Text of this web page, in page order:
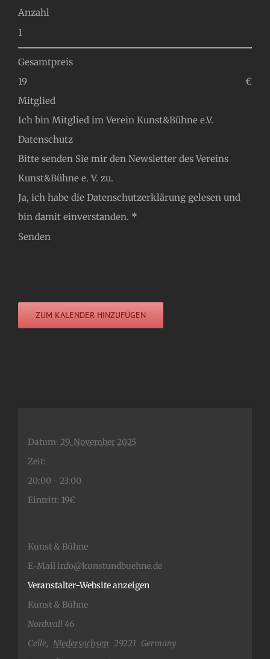
Anzahl
Gesamtpreis
€
Mitglied
Ich bin Mitglied im Verein Kunst&Bühne e.V.
Datenschutz
Bitte senden Sie mir den Newsletter des Vereins
Kunst&Bühne e. V. zu.
Ja, ich habe die Datenschutzerklärung gelesen und
bin damit einverstanden. *
Senden
ZUM KALENDER HINZUFÜGEN
Datum: 29. November 2025
Zeit:
20:00 - 23:00
Eintritt: 19€
Kunst & Bühne
Nordwall 46
Celle, Niedersachsen 29221 Germany
Kunst & Bühne
E-Mail info@kunstundbuehne.de
Veranstalter-Website anzeigen